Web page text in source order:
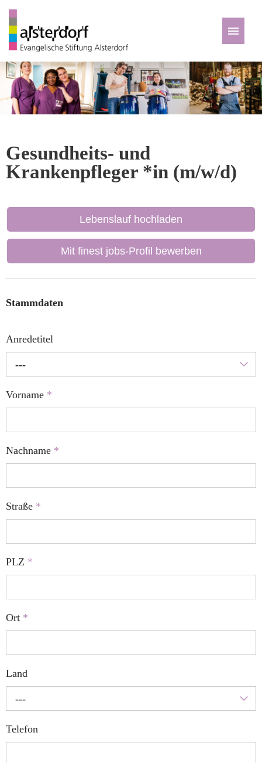
Deutsch
Zu den Jobs
Gesundheits- und
Krankenpfleger *in (m/w/d)
Lebenslauf hochladen
Mit finest jobs-Profil bewerben
Stammdaten
Anredetitel
---
Vorname *
Nachname *
Straße *
PLZ *
Ort *
Land
---
Telefon